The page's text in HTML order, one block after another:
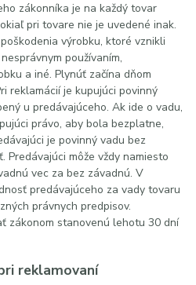
zákonníka je na každý tovar
pri tovare nie je uvedené inak.
výrobku, ktoré vznikli
používaním,
a iné. Plynúť začína dňom
reklamácií je kupujúci povinný
u predávajúceho. Ak ide o vadu,
právo, aby bola bezplatne,
je povinný vadu bez
môže vždy namiesto
vec za bez závadnú. V
predávajúceho za vady tovaru
právnych predpisov.
zákonom stanovenú lehotu 30 dní
reklamovaní